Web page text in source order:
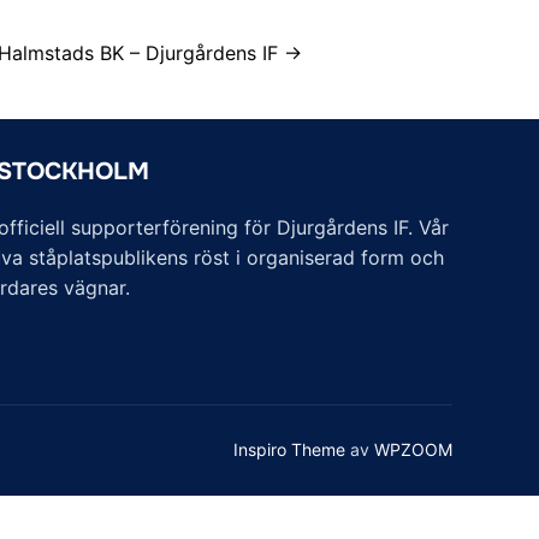
BK – Djurgårdens IF →
supporterförening för Djurgårdens IF. Vår
ståplatspublikens röst i organiserad form och
vägnar.
Inspiro Theme av WPZOOM